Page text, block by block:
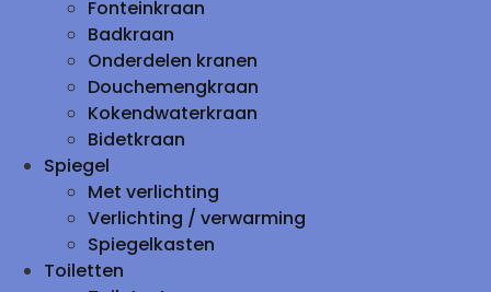
Fonteinkraan
Badkraan
Onderdelen kranen
Douchemengkraan
Kokendwaterkraan
Bidetkraan
Spiegel
Met verlichting
Verlichting / verwarming
Spiegelkasten
Toiletten